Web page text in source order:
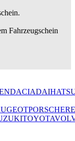
Fahrzeugschein
DACIA
PORSCHE
TOYOTA